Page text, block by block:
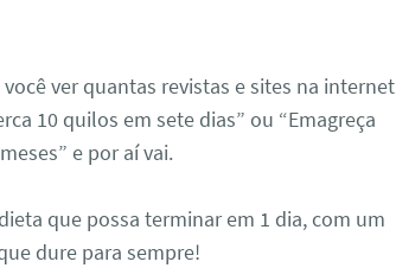
ver quantas revistas e sites na internet
10 quilos em sete dias” ou “Emagreça
e por aí vai.
que possa terminar em 1 dia, com um
dure para sempre!